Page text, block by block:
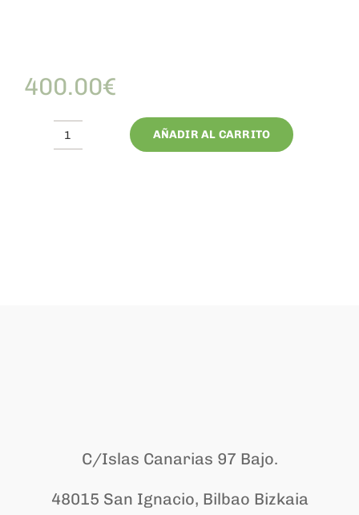
400.00€
12.Kobido
AÑADIR AL CARRITO
C/Islas Canarias 97 Bajo.
48015 San Ignacio, Bilbao Bizkaia